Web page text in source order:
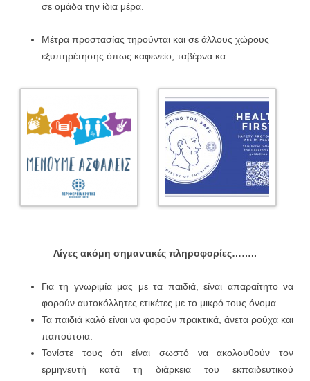
σε ομάδα την ίδια μέρα.
Μέτρα προστασίας τηρούνται και σε άλλους χώρους
εξυπηρέτησης όπως καφενείο, ταβέρνα κα.
Λίγες ακόμη σημαντικές πληροφορίες……..
Για τη γνωριμία μας με τα παιδιά, είναι απαραίτητο να
φορούν αυτοκόλλητες ετικέτες με το μικρό τους όνομα.
Τα παιδιά καλό είναι να φορούν πρακτικά, άνετα ρούχα και
παπούτσια.
Τονίστε τους ότι είναι σωστό να ακολουθούν τον
ερμηνευτή κατά τη διάρκεια του εκπαιδευτικού